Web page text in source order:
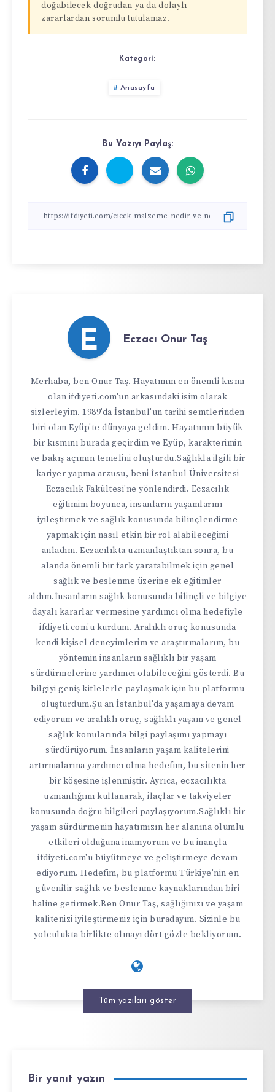
doğabilecek doğrudan ya da dolaylı
zararlardan sorumlu tutulamaz.
Kategori:
Anasayfa
Bu Yazıyı Paylaş:
E Eczacı Onur Taş
Merhaba, ben Onur Taş. Hayatımın en önemli kısmı
olan ifdiyeti.com'un arkasındaki isim olarak
sizlerleyim. 1989'da İstanbul'un tarihi semtlerinden
biri olan Eyüp'te dünyaya geldim. Hayatımın büyük
bir kısmını burada geçirdim ve Eyüp, karakterimin
ve bakış açımın temelini oluşturdu.Sağlıkla ilgili bir
kariyer yapma arzusu, beni İstanbul Üniversitesi
Eczacılık Fakültesi'ne yönlendirdi. Eczacılık
eğitimim boyunca, insanların yaşamlarını
iyileştirmek ve sağlık konusunda bilinçlendirme
yapmak için nasıl etkin bir rol alabileceğimi
anladım. Eczacılıkta uzmanlaştıktan sonra, bu
alanda önemli bir fark yaratabilmek için genel
sağlık ve beslenme üzerine ek eğitimler
aldım.İnsanların sağlık konusunda bilinçli ve bilgiye
dayalı kararlar vermesine yardımcı olma hedefiyle
ifdiyeti.com'u kurdum. Aralıklı oruç konusunda
kendi kişisel deneyimlerim ve araştırmalarım, bu
yöntemin insanların sağlıklı bir yaşam
sürdürmelerine yardımcı olabileceğini gösterdi. Bu
bilgiyi geniş kitlelerle paylaşmak için bu platformu
oluşturdum.Şu an İstanbul'da yaşamaya devam
ediyorum ve aralıklı oruç, sağlıklı yaşam ve genel
sağlık konularında bilgi paylaşımı yapmayı
sürdürüyorum. İnsanların yaşam kalitelerini
artırmalarına yardımcı olma hedefim, bu sitenin her
bir köşesine işlenmiştir. Ayrıca, eczacılıkta
uzmanlığımı kullanarak, ilaçlar ve takviyeler
konusunda doğru bilgileri paylaşıyorum.Sağlıklı bir
yaşam sürdürmenin hayatımızın her alanına olumlu
etkileri olduğuna inanıyorum ve bu inançla
ifdiyeti.com'u büyütmeye ve geliştirmeye devam
ediyorum. Hedefim, bu platformu Türkiye'nin en
güvenilir sağlık ve beslenme kaynaklarından biri
haline getirmek.Ben Onur Taş, sağlığınızı ve yaşam
kalitenizi iyileştirmeniz için buradayım. Sizinle bu
yolculukta birlikte olmayı dört gözle bekliyorum.
Tüm yazıları göster
Bir yanıt yazın